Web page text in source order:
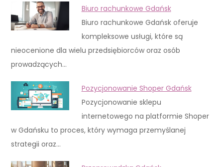
Biuro rachunkowe Gdańsk
Biuro rachunkowe Gdańsk oferuje
kompleksowe usługi, które są
nieocenione dla wielu przedsiębiorców oraz osób
prowadzących…
Pozycjonowanie Shoper Gdańsk
Pozycjonowanie sklepu
internetowego na platformie Shoper
w Gdańsku to proces, który wymaga przemyślanej
strategii oraz…